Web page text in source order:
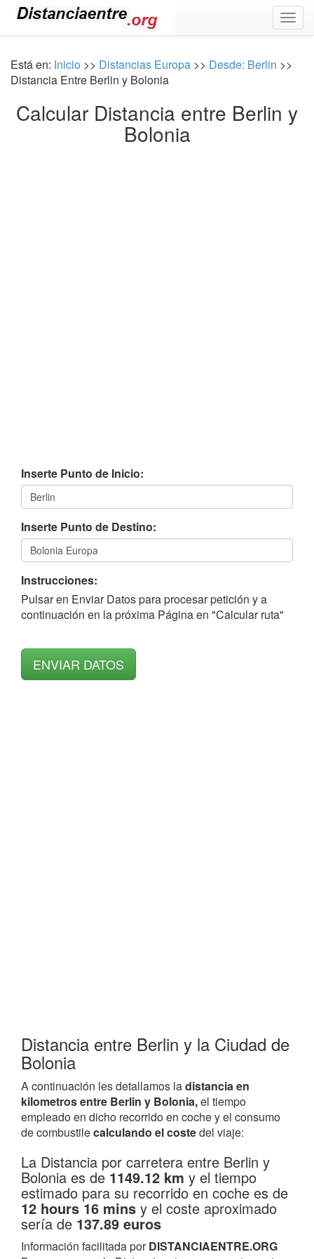
Está en: Inicio >> Distancias Europa >> Desde: Berlin >>
Distancia Entre Berlin y Bolonia
Calcular Distancia entre Berlin y
Bolonia
Inserte Punto de Inicio:
Inserte Punto de Destino:
Instrucciones:
Pulsar en Enviar Datos para procesar petición y a
continuación en la próxima Página en "Calcular ruta"
Distancia entre Berlin y la Ciudad de
Bolonia
A continuación les detallamos ladistancia en
kilometros entre Berlin y Bolonia,el tiempo
empleado en dicho recorrido en coche y el consumo
de combustilecalculando el costedel viaje:
La Distancia por carretera entre Berlin y
Bolonia es de 1149.12 km y el tiempo
estimado para su recorrido en coche es de
12 hours 16 mins y el coste aproximado
sería de 137.89 euros
Información facilitada porDISTANCIAENTRE.ORG